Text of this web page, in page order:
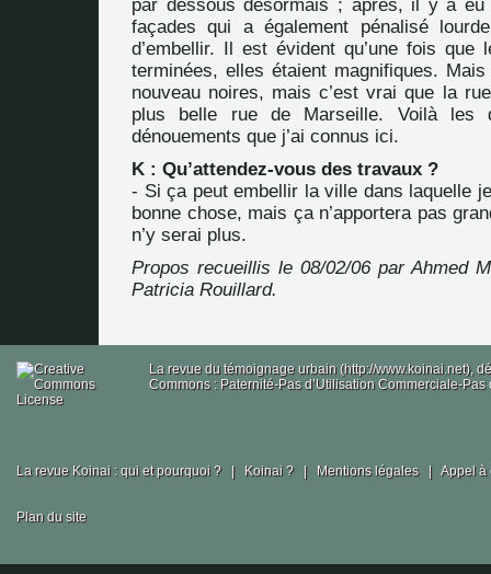
par dessous désormais ; après, il y a eu
façades qui a également pénalisé
d’embellir. Il est évident qu’une fois que
terminées, elles étaient magnifiques.
nouveau noires, mais c’est vrai que la
plus belle rue de Marseille. Voilà les
dénouements que j’ai connus ici.
K : Qu’attendez-vous des travaux ?
- Si ça peut embellir la ville dans laquelle
bonne chose, mais ça n’apportera pas
n’y serai plus.
Propos recueillis le 08/02/06 par Ahmed
Patricia Rouillard.
La revue du témoignage urbain (http://www.koinai.net),
Commons : Paternité-Pas d’Utilisation Commerciale-
La revue Koinai : qui et pourquoi ? | Koinai ? | Mentions légales | Appel à
Plan du site